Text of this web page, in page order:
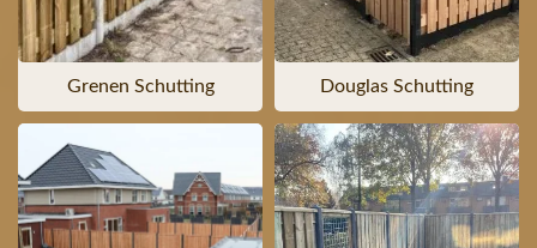
Grenen Schutting Douglas Schutting